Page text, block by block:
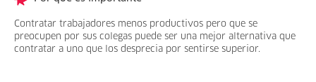
Contratar trabajadores menos productivos pero que se
preocupen por sus colegas puede ser una mejor alternativa que
contratar a uno que los desprecia por sentirse superior.